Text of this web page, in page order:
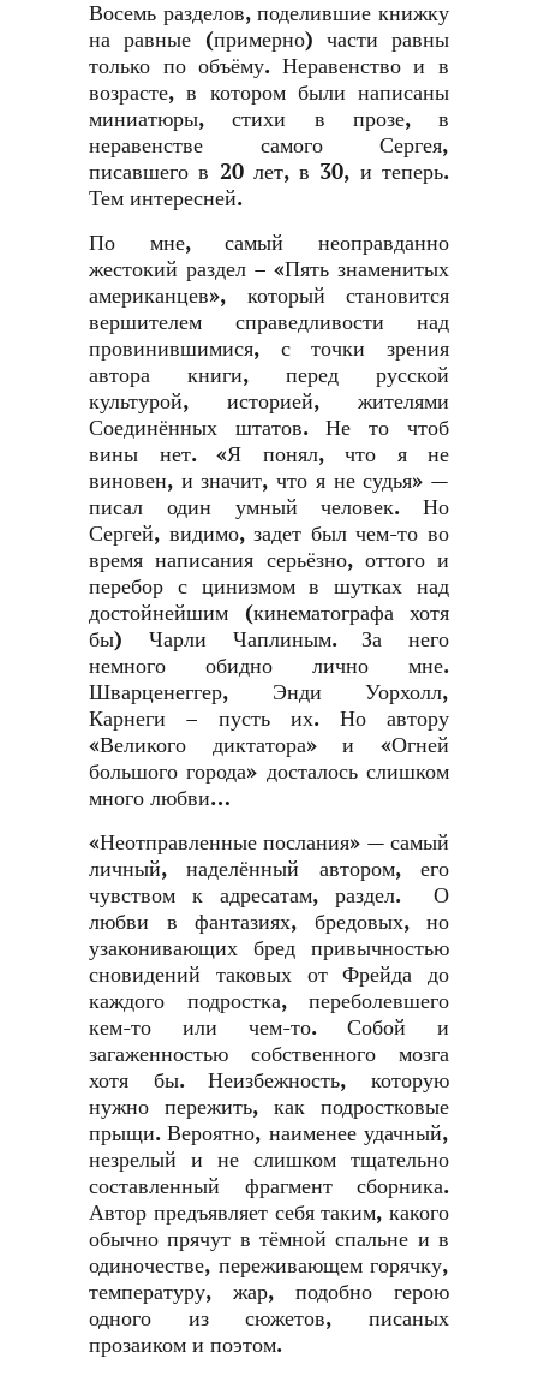
Восемь разделов, поделившие книжку
на равные (примерно) части равны
только по объёму. Неравенство и в
возрасте, в котором были написаны
миниатюры, стихи в прозе, в
неравенстве самого Сергея,
писавшего в 20 лет, в 30, и теперь.
Тем интересней.
По мне, самый неоправданно
жестокий раздел – «Пять знаменитых
американцев», который становится
вершителем справедливости над
провинившимися, с точки зрения
автора книги, перед русской
культурой, историей, жителями
Соединённых штатов. Не то чтоб
вины нет. «Я понял, что я не
виновен, и значит, что я не судья» —
писал один умный человек. Но
Сергей, видимо, задет был чем-то во
время написания серьёзно, оттого и
перебор с цинизмом в шутках над
достойнейшим (кинематографа хотя
бы) Чарли Чаплиным. За него
немного обидно лично мне.
Шварценеггер, Энди Уорхолл,
Карнеги – пусть их. Но автору
«Великого диктатора» и «Огней
большого города» досталось слишком
много любви…
«Неотправленные послания» — самый
личный, наделённый автором, его
чувством к адресатам, раздел. О
любви в фантазиях, бредовых, но
узаконивающих бред привычностью
сновидений таковых от Фрейда до
каждого подростка, переболевшего
кем-то или чем-то. Собой и
загаженностью собственного мозга
хотя бы. Неизбежность, которую
нужно пережить, как подростковые
прыщи. Вероятно, наименее удачный,
незрелый и не слишком тщательно
составленный фрагмент сборника.
Автор предъявляет себя таким, какого
обычно прячут в тёмной спальне и в
одиночестве, переживающем горячку,
температуру, жар, подобно герою
одного из сюжетов, писаных
прозаиком и поэтом.